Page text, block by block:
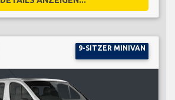
9-SITZER MINIVAN